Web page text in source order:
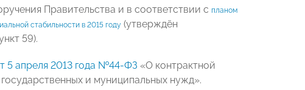
Правительства и в соответствии с планом
стабильности в 2015 году (утверждён
59).
5 апреля 2013 года №44-ФЗ «О контрактной
и муниципальных нужд».